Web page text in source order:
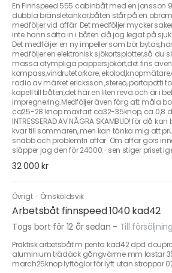
En Finnspeed 555 cabinbåt med en jonsson
dubbla bränsletankar,båten står på en
medföljer vid affär. Det medföljer mycker
inte hann sätta in i båten då jag legat på
Det medföljer en ny impeller som bör
medföljer en elektronisk sjökortsplotter,så du
massa otympliga pappersjökort,det fins även
kompass,vindrutetorkare,
radio av märket ericksson ,stereo, portapotti
kapell till båten,det har en liten reva och är i
impregnering.Medföljer även färg att måla
ca25-28 knop maxfart ca32-35knop, ca 0,8
INTRESSERAD AV NÅGRA SKAMBUD! för då
kvar till sommaren, men kan tänka mig att
snabb och problemfri affär. Om affär görs
släpper jag den för 24000:-sen stiger priset
32 000 kr
Övrigt · Örnsköldsvik
Arbetsbåt finnspeed 1040 kad42
Togs bort för 12 år sedan - Till
Praktisk arbetsbåt m penta kad42 dpd
aluminium trädäck gångvärme mm lastar
march25knop lyftöglor för lyft utan stroppar